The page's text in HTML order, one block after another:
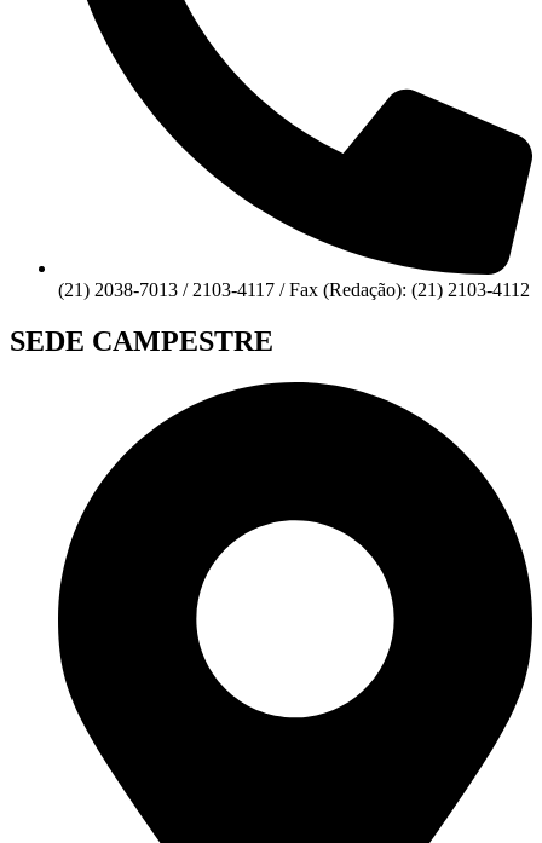
(21) 2038-7013 / 2103-4117 / Fax (Redação): (21) 2103-4112
SEDE CAMPESTRE